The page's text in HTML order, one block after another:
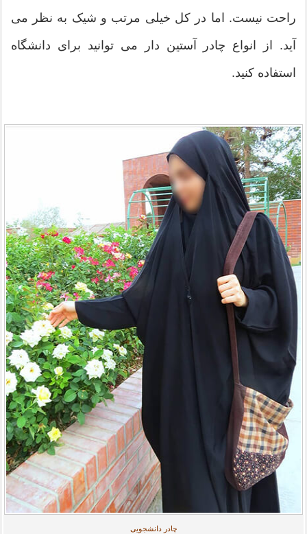
راحت نیست. اما در کل خیلی مرتب و شیک به نظر می
آید. از انواع چادر آستین دار می توانید برای دانشگاه
استفاده کنید.
چادر دانشجویی